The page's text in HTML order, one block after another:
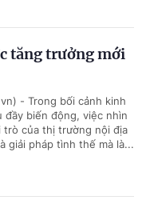
tăng trưởng mới
- Trong bối cảnh kinh
đầy biến động, việc nhìn
trò của thị trường nội địa
giải pháp tình thế mà là...